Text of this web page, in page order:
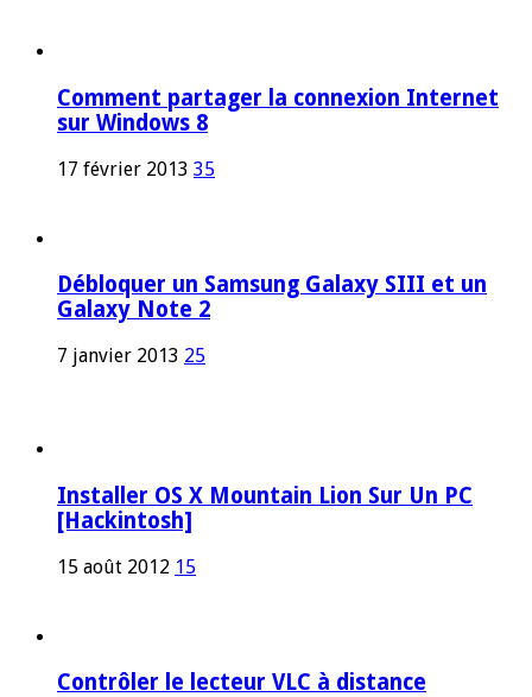
Comment partager la connexion Internet
sur Windows 8
17 février 2013 35
Débloquer un Samsung Galaxy SIII et un
Galaxy Note 2
7 janvier 2013 25
Installer OS X Mountain Lion Sur Un PC
[Hackintosh]
15 août 2012 15
Contrôler le lecteur VLC à distance